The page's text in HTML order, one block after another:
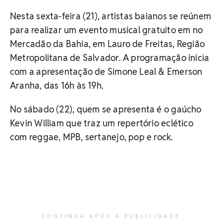
Nesta sexta-feira (21), artistas baianos se reúnem
para realizar um evento musical gratuito em no
Mercadão da Bahia, em Lauro de Freitas, Região
Metropolitana de Salvador. A programação inicia
com a apresentação de Simone Leal & Emerson
Aranha, das 16h às 19h.
No sábado (22), quem se apresenta é o gaúcho
Kevin William que traz um repertório eclético
com reggae, MPB, sertanejo, pop e rock.
CONTINUA APÓS A PUBLICIDADE